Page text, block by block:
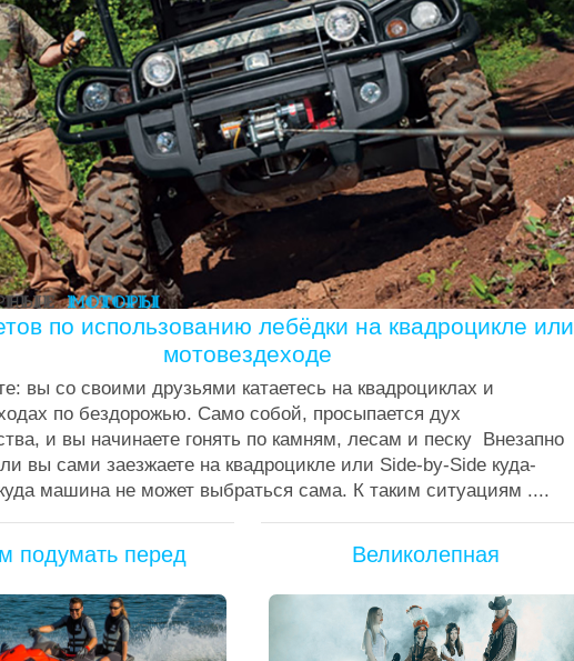
по использованию лебёдки на квадроцикле или
мотовездеходе
вы со своими друзьями катаетесь на квадроциклах и
по бездорожью. Само собой, просыпается дух
и вы начинаете гонять по камням, лесам и песку Внезапно
вы сами заезжаете на квадроцикле или Side-by-Side куда-
машина не может выбраться сама. К таким ситуациям ....
подумать перед Великолепная